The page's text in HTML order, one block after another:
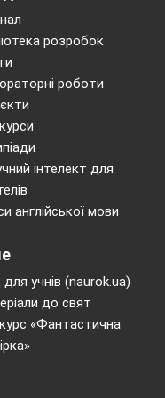
розробок
роботи
інтелект для
англійської мови
для учнів (naurok.ua)
до свят
«Фантастична